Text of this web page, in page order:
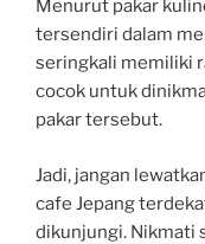
Menurut pakar
tersendiri dalam
seringkali memiliki
cocok untuk
pakar tersebut.
Jadi, jangan
cafe Jepang
dikunjungi. Nikmati